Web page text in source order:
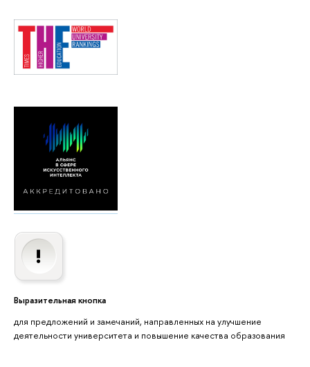
Выразительная кнопка
для предложений и замечаний, направленных на улучшение
деятельности университета и повышение качества образования